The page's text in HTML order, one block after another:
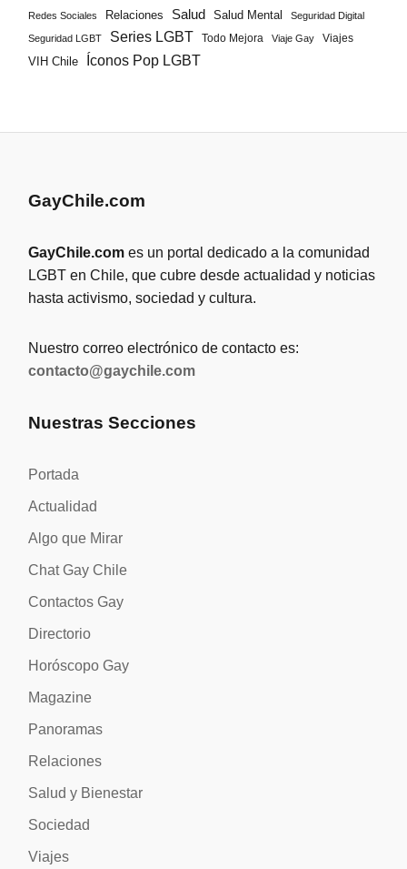
Redes Sociales Relaciones Salud Salud Mental Seguridad Digital
Seguridad LGBT Series LGBT Todo Mejora Viaje Gay
Viajes
VIH Chile
Íconos Pop LGBT
GayChile.com
GayChile.com es un portal dedicado a la comunidad
LGBT en Chile, que cubre desde actualidad y noticias
hasta activismo, sociedad y cultura.
Nuestro correo electrónico de contacto es:
contacto@gaychile.com
Nuestras Secciones
Portada
Actualidad
Algo que Mirar
Chat Gay Chile
Contactos Gay
Directorio
Horóscopo Gay
Magazine
Panoramas
Relaciones
Salud y Bienestar
Sociedad
Viajes